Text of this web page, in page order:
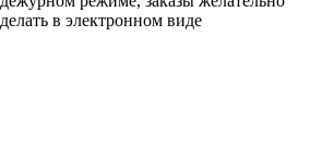
делать в электронном виде